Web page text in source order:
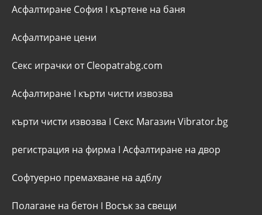
Асфалтиране София I къртене на баня
Асфалтиране цени
Секс играчки от Cleopatrabg.com
Асфалтиране I кърти чисти извозва
кърти чисти извозва I Секс Магазин Vibrator.bg
регистрация на фирма I Асфалтиране на двор
Софтуерно премахване на адблу
Полагане на бетон I Восък за свещи